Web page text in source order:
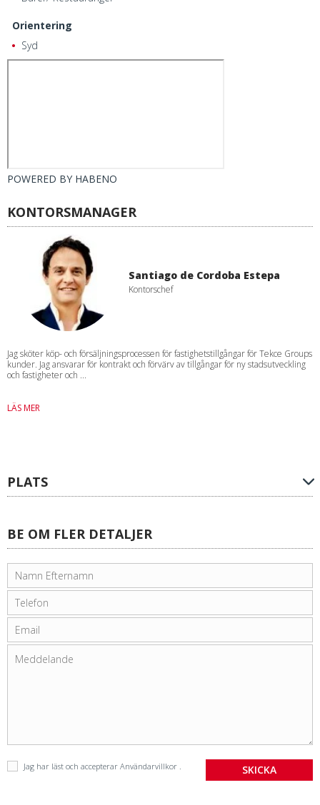
Orientering
Syd
POWERED BY HABENO
KONTORSMANAGER
Santiago de Cordoba Estepa
Kontorschef
Jag sköter köp- och försäljningsprocessen för fastighetstillgångar för Tekce Groups
kunder. Jag ansvarar för kontrakt och förvärv av tillgångar för ny stadsutveckling
och fastigheter och ...
LÄS MER
PLATS
BE OM FLER DETALJER
Jag har läst och accepterar Användarvillkor